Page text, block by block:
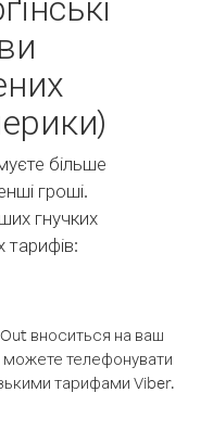
більше
гроші.
гнучких
тарифів:
вноситься на ваш
можете телефонувати
тарифами Viber.